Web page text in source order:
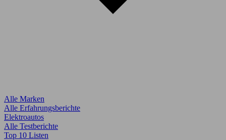
Alle Marken
Alle Erfahrungsberichte
Elektroautos
Alle Testberichte
Top 10 Listen